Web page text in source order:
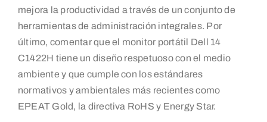
mejora la productividad a través de un conjunto de
herramientas de administración integrales. Por
último, comentar que el monitor portátil Dell 14
C1422H tiene un diseño respetuoso con el medio
ambiente y que cumple con los estándares
normativos y ambientales más recientes como
EPEAT Gold, la directiva RoHS y Energy Star.